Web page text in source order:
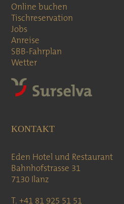
Online buchen
Tischreservation
Jobs
Anreise
SBB-Fahrplan
Wetter
KONTAKT
Eden Hotel und Restaurant
Bahnhofstrasse 31
7130 Ilanz
T. +41 81 925 51 51